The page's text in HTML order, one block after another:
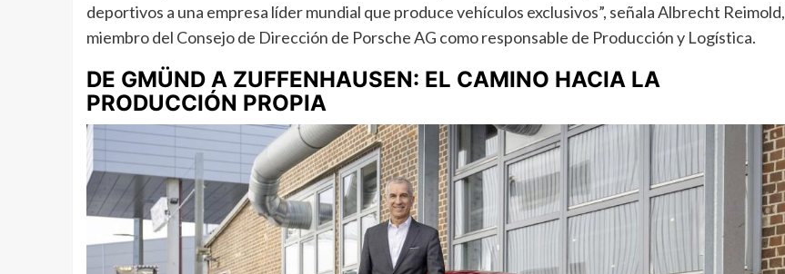
deportivos a una empresa líder mundial que produce vehículos exclusivos”, señala Albrecht Reimold,
miembro del Consejo de Dirección de Porsche AG como responsable de Producción y Logística.
DE GMÜND A ZUFFENHAUSEN: EL CAMINO HACIA LA
PRODUCCIÓN PROPIA